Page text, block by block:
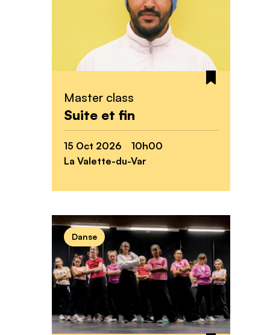
Suite et fin
Master class
15 Oct 2026 10h00
La Valette-du-Var
Danse